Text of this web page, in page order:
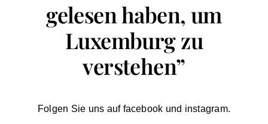
gelesen haben, um
Luxemburg zu
verstehen”
Folgen Sie uns auf facebook und instagram.